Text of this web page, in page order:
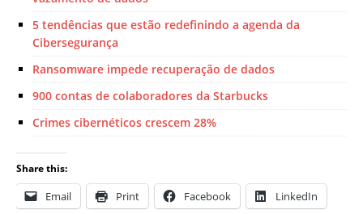
5 tendências que estão redefinindo a agenda da
Cibersegurança
Ransomware impede recuperação de dados
900 contas de colaboradores da Starbucks
Crimes cibernéticos crescem 28%
Share this:
Email Print Facebook LinkedIn